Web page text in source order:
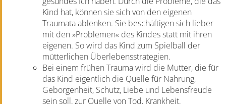
Kind hat, können sie sich von den eigenen
Traumata ablenken. Sie beschäftigen sich lieber
mit den »Problemen« des Kindes statt mit ihren
eigenen. So wird das Kind zum Spielball der
mütterlichen Überlebensstrategien.
Bei einem frühen Trauma wird die Mutter, die für
das Kind eigentlich die Quelle für Nahrung,
Geborgenheit, Schutz, Liebe und Lebensfreude
sein soll, zur Quelle von Tod, Krankheit,